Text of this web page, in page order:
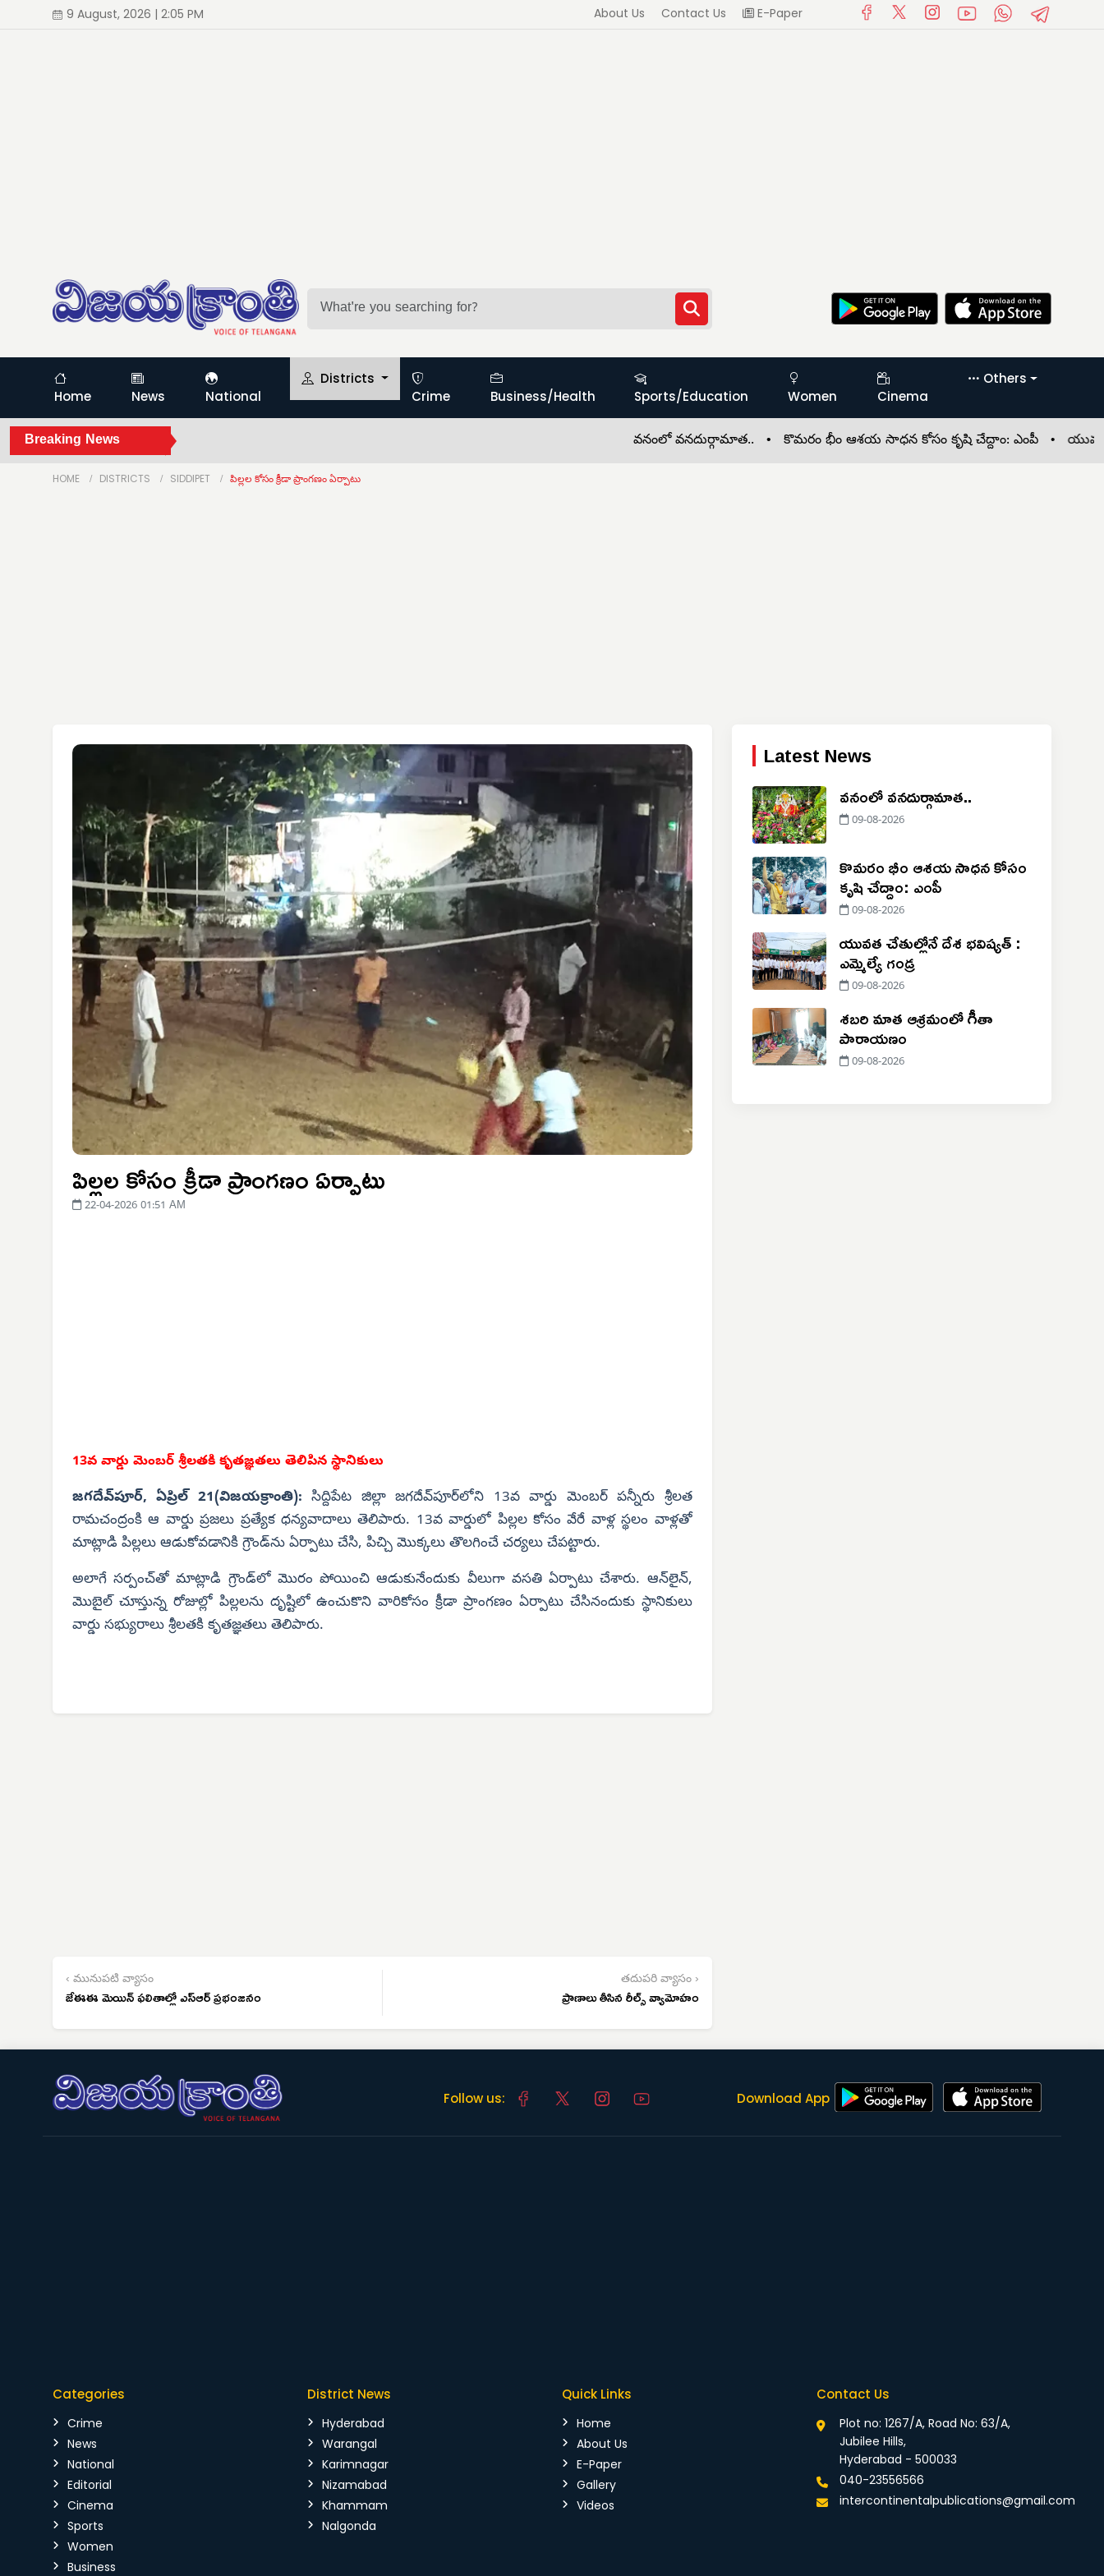
9 August, 2026 | 2:05 PM About Us Contact Us E-Paper
Home News National
Districts
Crime
Business/Health Sports/Education Women Cinema
Others
Breaking News వనంలో వనదుర్గామాత.. •కొమరం భీం ఆశయ సాధన కోసం కృషి చేద్దాం: ఎంపీ •యువత
HOME DISTRICTS SIDDIPET పిల్లల కోసం క్రీడా ప్రాంగణం ఏర్పాటు
పిల్లల కోసం క్రీడా ప్రాంగణం ఏర్పాటు
22-04-2026 01:51 AM
13వ వార్డు మెంబర్ శ్రీలతకి కృతజ్ఞతలు తెలిపిన స్థానికులు
జగదేవ్‌పూర్, ఏప్రిల్ 21(విజయక్రాంతి): సిద్దిపేట జిల్లా జగదేవ్‌పూర్‌లోని 13వ వార్డు మెంబర్ పన్నీరు శ్రీలత
రామచంద్రంకి ఆ వార్డు ప్రజలు ప్రత్యేక ధన్యవాదాలు తెలిపారు. 13వ వార్డులో పిల్లల కోసం వేరే వాళ్ల స్థలం వాళ్లతో
మాట్లాడి పిల్లలు ఆడుకోవడానికి గ్రౌండ్‌ను ఏర్పాటు చేసి, పిచ్చి మొక్కలు తొలగించే చర్యలు చేపట్టారు.
అలాగే సర్పంచ్‌తో మాట్లాడి గ్రౌండ్‌లో మొరం పోయించి ఆడుకునేందుకు వీలుగా వసతి ఏర్పాటు చేశారు. ఆన్‌లైన్,
మొబైల్ చూస్తున్న రోజుల్లో పిల్లలను దృష్టిలో ఉంచుకొని వారికోసం క్రీడా ప్రాంగణం ఏర్పాటు చేసినందుకు స్థానికులు
వార్డు సభ్యురాలు శ్రీలతకి కృతజ్ఞతలు తెలిపారు.
‹ మునుపటి వ్యాసం
జేఈఈ మెయిన్ ఫలితాల్లో ఎస్‌ఆర్ ప్రభంజనం
తదుపరి వ్యాసం ›
ప్రాణాలు తీసిన రీల్స్ వ్యామోహం
Latest News
వనంలో వనదుర్గామాత..
09-08-2026
కొమరం భీం ఆశయ సాధన కోసం
కృషి చేద్దాం: ఎంపీ
09-08-2026
యువత చేతుల్లోనే దేశ భవిష్యత్ :
ఎమ్మెల్యే గండ్ర
09-08-2026
శబరి మాత ఆశ్రమంలో గీతా
పారాయణం
09-08-2026
Follow us: Download App
Categories
Crime
News
National
Editorial
Cinema
Sports
Women
Business
District News
Hyderabad
Warangal
Karimnagar
Nizamabad
Khammam
Nalgonda
Quick Links
Home
About Us
E-Paper
Gallery
Videos
Contact Us
Plot no: 1267/A, Road No: 63/A,
Jubilee Hills,
Hyderabad - 500033
040-23556566
intercontinentalpublications@gmail.com